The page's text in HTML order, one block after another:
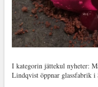
I kategorin jättekul nyheter:
Lindqvist öppnar glassfabrik